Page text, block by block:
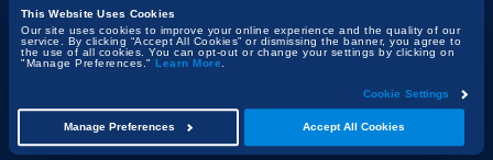
This Website Uses Cookies
Our site uses cookies to improve your online experience and the quality of our
service. By clicking “Accept All Cookies” or dismissing the banner, you agree to
the use of all cookies. You can opt-out or change your settings by clicking on
"Manage Preferences." Learn More.
Cookie Settings
Accept All Cookies
Manage Preferences
Bedrift
Logg inn